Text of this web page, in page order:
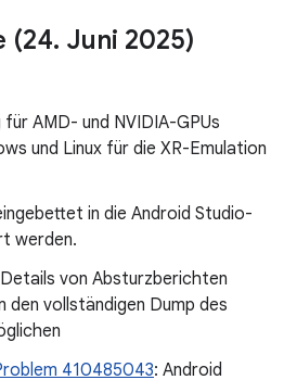
(24. Juni 2025)
AMD- und NVIDIA-GPUs
und Linux für die XR-Emulation
in die Android Studio-
werden.
von Absturzberichten
den vollständigen Dump des
410485043: Android